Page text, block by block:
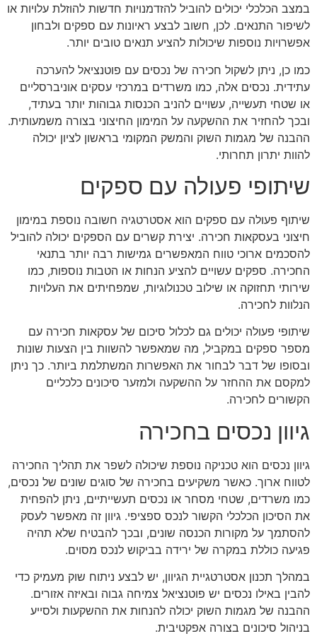
במצב הכלכלי יכולים להוביל להזדמנויות חדשות להוזלת עלויות או
לשיפור התנאים. לכן, חשוב לבצע ראיונות עם ספקים ולבחון
אפשרויות נוספות שיכולות להציע תנאים טובים יותר.
כמו כן, ניתן לשקול חכירה של נכסים עם פוטנציאל להערכה
עתידית. נכסים אלה, כמו משרדים במרכזי עסקים אוניברסליים
או שטחי תעשייה, עשויים להניב הכנסות גבוהות יותר בעתיד,
ובכך להחזיר את ההשקעה על המימון החיצוני בצורה משמעותית.
ההבנה של מגמות השוק והמשק המקומי בראשון לציון יכולה
להוות יתרון תחרותי.
שיתופי פעולה עם ספקים
שיתוף פעולה עם ספקים הוא אסטרטגיה חשובה נוספת במימון
חיצוני בעסקאות חכירה. יצירת קשרים עם הספקים יכולה להוביל
להסכמים ארוכי טווח המאפשרים גמישות רבה יותר בתנאי
החכירה. ספקים עשויים להציע הנחות או הטבות נוספות, כמו
שירותי תחזוקה או שילוב טכנולוגיות, שמפחיתים את העלויות
הנלוות לחכירה.
שיתופי פעולה יכולים גם לכלול סיכום של עסקאות חכירה עם
מספר ספקים במקביל, מה שמאפשר להשוות בין הצעות שונות
ובסופו של דבר לבחור את האפשרות המשתלמת ביותר. כך ניתן
למקסם את ההחזר על ההשקעה ולמזער סיכונים כלכליים
הקשורים לחכירה.
גיוון נכסים בחכירה
גיוון נכסים הוא טכניקה נוספת שיכולה לשפר את תהליך החכירה
לטווח ארוך. כאשר משקיעים בחכירה של סוגים שונים של נכסים,
כמו משרדים, שטחי מסחר או נכסים תעשייתיים, ניתן להפחית
את הסיכון הכלכלי הקשור לנכס ספציפי. גיוון זה מאפשר לעסק
להסתמך על מקורות הכנסה שונים, ובכך להבטיח שלא תהיה
פגיעה כוללת במקרה של ירידה בביקוש לנכס מסוים.
במהלך תכנון אסטרטגיית הגיוון, יש לבצע ניתוח שוק מעמיק כדי
להבין באילו נכסים יש פוטנציאל צמיחה גבוה ובאיזה אזורים.
ההבנה של מגמות השוק יכולה להנחות את ההשקעות ולסייע
בניהול סיכונים בצורה אפקטיבית.